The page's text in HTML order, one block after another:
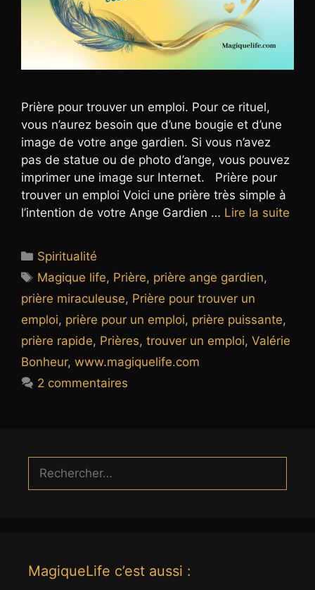
Prière pour trouver un emploi. Pour ce rituel,
vous n’aurez besoin que d’une bougie et d’une
image de votre ange gardien. Si vous n’avez
pas de statue ou de photo d’ange, vous pouvez
imprimer une image sur Internet. Prière pour
trouver un emploi Voici une prière très simple à
l’intention de votre Ange Gardien … Lire la suite
Catégories
Spiritualité
Étiquettes
Magique life, Prière, prière ange gardien,
prière miraculeuse, Prière pour trouver un
emploi, prière pour un emploi, prière puissante,
prière rapide, Prières, trouver un emploi, Valérie
Bonheur, www.magiquelife.com
2 commentaires
Rechercher :
MagiqueLife c’est aussi :